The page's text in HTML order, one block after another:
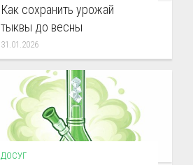
Как сохранить урожай
тыквы до весны
31.01.2026
ДОСУГ